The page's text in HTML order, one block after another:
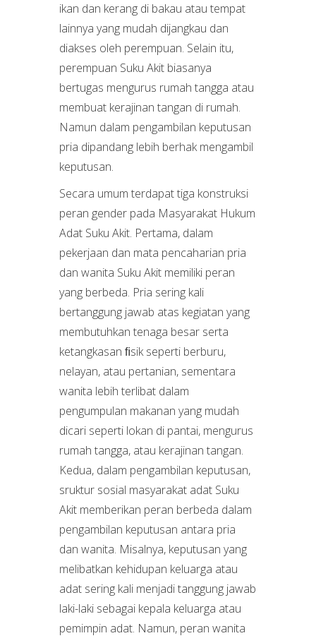
ikan dan kerang di bakau atau tempat
lainnya yang mudah dijangkau dan
diakses oleh perempuan. Selain itu,
perempuan Suku Akit biasanya
bertugas mengurus rumah tangga atau
membuat kerajinan tangan di rumah.
Namun dalam pengambilan keputusan
pria dipandang lebih berhak mengambil
keputusan.
Secara umum terdapat tiga konstruksi
peran gender pada Masyarakat Hukum
Adat Suku Akit. Pertama, dalam
pekerjaan dan mata pencaharian pria
dan wanita Suku Akit memiliki peran
yang berbeda. Pria sering kali
bertanggung jawab atas kegiatan yang
membutuhkan tenaga besar serta
ketangkasan ﬁsik seperti berburu,
nelayan, atau pertanian, sementara
wanita lebih terlibat dalam
pengumpulan makanan yang mudah
dicari seperti lokan di pantai, mengurus
rumah tangga, atau kerajinan tangan.
Kedua, dalam pengambilan keputusan,
sruktur sosial masyarakat adat Suku
Akit memberikan peran berbeda dalam
pengambilan keputusan antara pria
dan wanita. Misalnya, keputusan yang
melibatkan kehidupan keluarga atau
adat sering kali menjadi tanggung jawab
laki-laki sebagai kepala keluarga atau
pemimpin adat. Namun, peran wanita